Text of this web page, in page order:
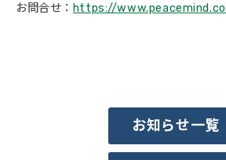
お問合せ： https://
お知らせ一覧